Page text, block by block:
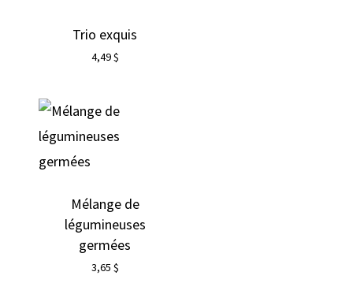
Trio exquis
4,49$
Mélange de
légumineuses
germées
3,65 $